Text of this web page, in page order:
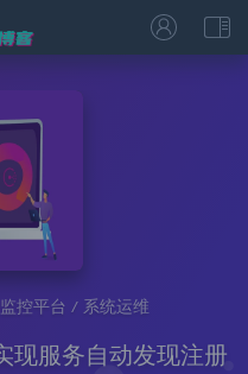
控平台 / 系统运维
现服务自动发现注册